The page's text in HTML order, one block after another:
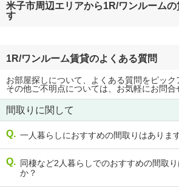
米子市周辺エリアから1R/ワンルーム
す
1R/ワンルーム賃貸のよくある質問
お部屋探しについて、よくある質問をピック
その他ご不明点については、お気軽にお問合
間取りに関して
一人暮らしにおすすめの間取りはありま
同棲など2人暮らしでのおすすめの間取
か？